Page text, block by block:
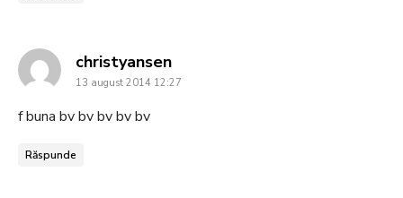
christyansensays:
13 august 2014 12:27
f buna bv bv bv bv bv
Răspunde